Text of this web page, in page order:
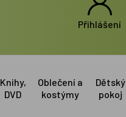
Přihlášení
Knihy,
DVD
Oblečení a
kostýmy
Dětský
pokoj